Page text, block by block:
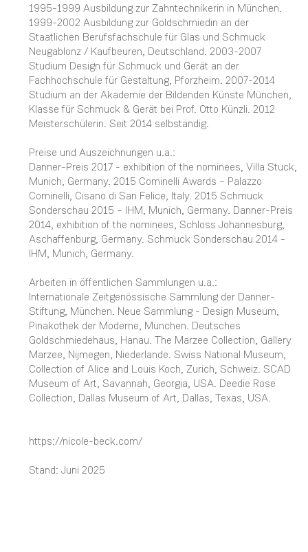
1995-1999 Ausbildung zur Zahntechnikerin in München.
1999-2002 Ausbildung zur Goldschmiedin an der
Staatlichen Berufsfachschule für Glas und Schmuck
Neugablonz / Kaufbeuren, Deutschland. 2003-2007
Studium Design für Schmuck und Gerät an der
Fachhochschule für Gestaltung, Pforzheim. 2007-2014
Studium an der Akademie der Bildenden Künste München,
Klasse für Schmuck & Gerät bei Prof. Otto Künzli. 2012
Meisterschülerin. Seit 2014 selbständig.
Preise und Auszeichnungen u.a.:
Danner-Preis 2017 - exhibition of the nominees, Villa Stuck,
Munich, Germany. 2015 Cominelli Awards – Palazzo
Cominelli, Cisano di San Felice, Italy. 2015 Schmuck
Sonderschau 2015 – IHM, Munich, Germany. Danner-Preis
2014, exhibition of the nominees, Schloss Johannesburg,
Aschaffenburg, Germany. Schmuck Sonderschau 2014 -
IHM, Munich, Germany.
Arbeiten in öffentlichen Sammlungen u.a.:
Internationale Zeitgenössische Sammlung der Danner-
Stiftung, München. Neue Sammlung - Design Museum,
Pinakothek der Moderne, München. Deutsches
Goldschmiedehaus, Hanau. The Marzee Collection, Gallery
Marzee, Nijmegen, Niederlande. Swiss National Museum,
Collection of Alice and Louis Koch, Zurich, Schweiz. SCAD
Museum of Art, Savannah, Georgia, USA. Deedie Rose
Collection, Dallas Museum of Art, Dallas, Texas, USA.
https://nicole-beck.com/
Stand: Juni 2025